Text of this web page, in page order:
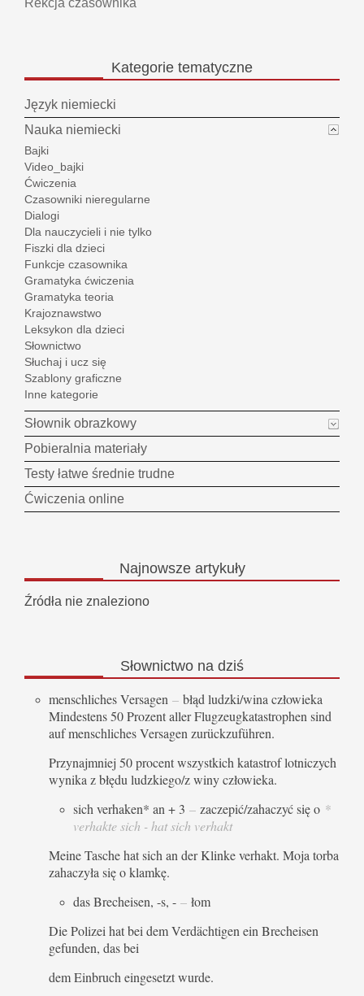
Rekcja czasownika
Kategorie tematyczne
Język niemiecki
Nauka niemiecki
Bajki
Video_bajki
Ćwiczenia
Czasowniki nieregularne
Dialogi
Dla nauczycieli i nie tylko
Fiszki dla dzieci
Funkcje czasownika
Gramatyka ćwiczenia
Gramatyka teoria
Krajoznawstwo
Leksykon dla dzieci
Słownictwo
Słuchaj i ucz się
Szablony graficzne
Inne kategorie
Słownik obrazkowy
Pobieralnia materiały
Testy łatwe średnie trudne
Ćwiczenia online
Najnowszeartykuły
Źródła nie znaleziono
Słownictwo na dziś
menschliches Versagen – błąd ludzki/wina człowieka
Mindestens 50 Prozent aller Flugzeugkatastrophen sind
auf menschliches Versagen zurückzuführen.
Przynajmniej 50 procent wszystkich katastrof lotniczych
wynika z błędu ludzkiego/z winy człowieka.
sich verhaken* an + 3 – zaczepić/zahaczyć się o *
verhakte sich - hat sich verhakt
Meine Tasche hat sich an der Klinke verhakt. Moja torba
zahaczyła się o klamkę.
das Brecheisen, -s, - – łom
Die Polizei hat bei dem Verdächtigen ein Brecheisen
gefunden, das bei
dem Einbruch eingesetzt wurde.